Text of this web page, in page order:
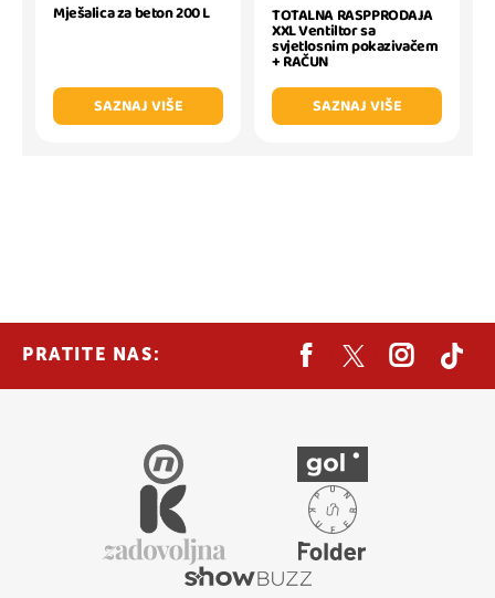
Mješalica za beton 200 L
SAZNAJ VIŠE
TOTALNA RASPPRODAJA
XXL Ventiltor sa
svjetlosnim pokazivačem
+ RAČUN
SAZNAJ VIŠE
PRATITE NAS: